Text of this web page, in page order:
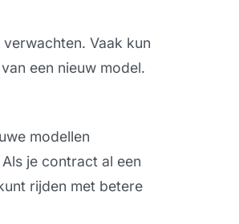
Vaak kun
een nieuw model.
modellen
je contract al een
rijden met betere